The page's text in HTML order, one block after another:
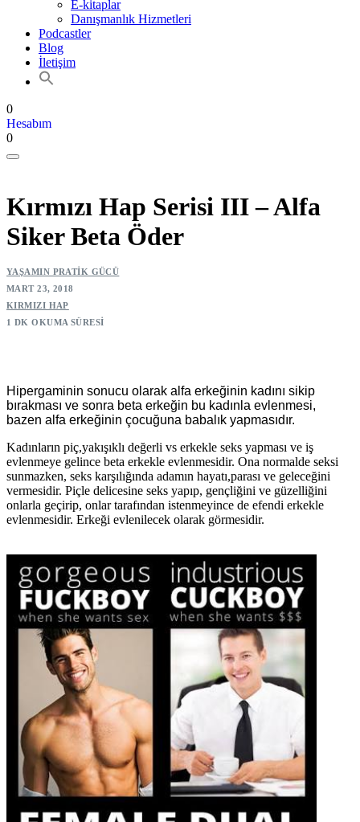
E-kitaplar
Danışmanlık Hizmetleri
Podcastler
Blog
İletişim
0
Hesabım
0
Kırmızı Hap Serisi III – Alfa
Siker Beta Öder
YAŞAMIN PRATIK GÜCÜ
MART 23, 2018
KIRMIZI HAP
1 DK OKUMA SÜRESI
Hipergaminin sonucu olarak alfa erkeğinin kadını sikip
bırakması ve sonra beta erkeğin bu kadınla evlenmesi,
bazen alfa erkeğinin çocuğuna babalık yapmasıdır.
Kadınların piç,yakışıklı değerli vs erkekle seks yapması ve iş
evlenmeye gelince beta erkekle evlenmesidir. Ona normalde seksi
sunmazken, seks karşılığında adamın hayatı,parası ve geleceğini
vermesidir. Piçle delicesine seks yapıp, gençliğini ve güzelliğini
onlarla geçirip, onlar tarafından istenmeyince de efendi erkekle
evlenmesidir. Erkeği evlenilecek olarak görmesidir.